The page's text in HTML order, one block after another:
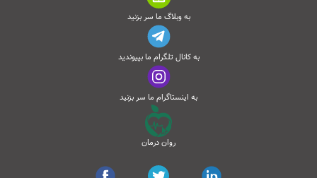
به وبلاگ ما سر بزنید
به کانال تلگرام ما بپیوندید
به اینستاگرام ما سر بزنید
روان درمان